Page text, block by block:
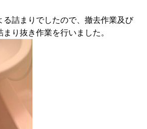
る詰まりでしたので、撤去作業及び
り抜き作業を行いました。